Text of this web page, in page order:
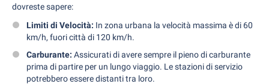
dovreste sapere:
Limiti di Velocità: In zona urbana la velocità massima è di 60
km/h, fuori città di 120 km/h.
Carburante: Assicurati di avere sempre il pieno di carburante
prima di partire per un lungo viaggio. Le stazioni di servizio
potrebbero essere distanti tra loro.